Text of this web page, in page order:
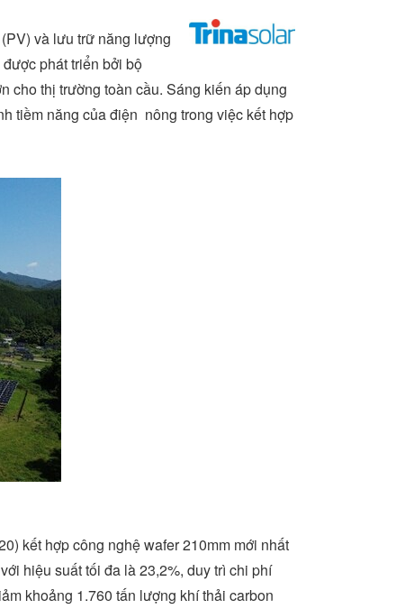
và lưu trữ năng lượng
phát triển bởi bộ
cho thị trường toàn cầu. Sáng kiến áp dụng
tiềm năng của điện nông trong việc kết hợp
kết hợp công nghệ wafer 210mm mới nhất
hiệu suất tối đa là 23,2%, duy trì chi phí
khoảng 1.760 tấn lượng khí thải carbon